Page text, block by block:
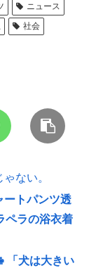
ニュース
社会
ない。
ートパンツ透
ペラの浴衣着
「犬は大きい